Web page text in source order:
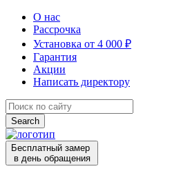
О нас
Рассрочка
Установка от 4 000 ₽
Гарантия
Акции
Написать директору
Search
for:
Бесплатный замер
в день обращения